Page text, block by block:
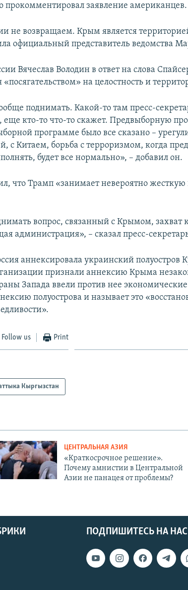
прокомментировал заявление американцев.
не возвращаем. Крым является
официальный представитель ведомства
Вячеслав Володин в ответ на слова
на целостность и
поднимать. Какой-то там пресс-
еще кто-то что-то скажет. Предвыборную
программе было все сказано –
с Китаем, борьба с терроризмом, когда
будет все нормально», – добавил он.
что Трамп «занимает невероятно
вопрос, связанный с Крымом, захват
администрация», – сказал пресс-
аннексировала украинский полуостров
признали аннексию Крыма
Запада ввели против нее
полуострова и называет это
Follow us Print
Кыргызстан
ЦЕНТРАЛЬНАЯ АЗИЯ
«Краткосрочное решение».
Почему амнистии в Центральной
Азии не панацея от проблемы?
ПОДПИШИТЕСЬ НА